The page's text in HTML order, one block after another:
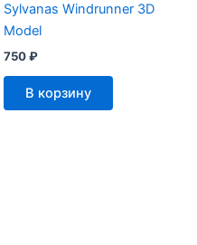
Sylvanas Windrunner 3D
Model
750₽
В корзину